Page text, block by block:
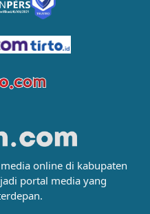
online di kabupaten
portal media yang